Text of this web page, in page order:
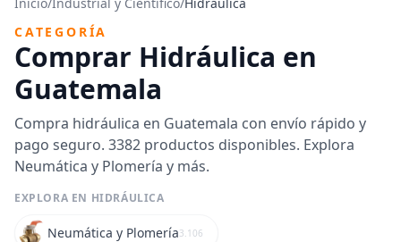
CATEGORÍA
Comprar Hidráulica en
Guatemala
Compra hidráulica en Guatemala con envío rápido y
pago seguro. 3382 productos disponibles. Explora
Neumática y Plomería y más.
EXPLORA EN HIDRÁULICA
Neumática y Plomería3.106